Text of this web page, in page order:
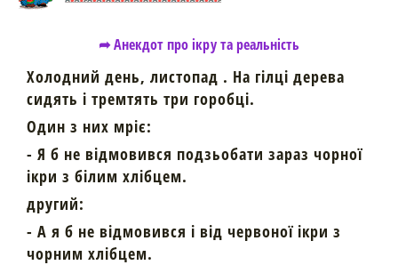
➦ Анекдот про ікру та реальність
Холодний день, листопад . На гілці дерева
сидять і тремтять три горобці.
Один з них мріє:
- Я б не відмовився подзьобати зараз чорної
ікри з білим хлібцем.
другий:
- А я б не відмовився і від червоної ікри з
чорним хлібцем.